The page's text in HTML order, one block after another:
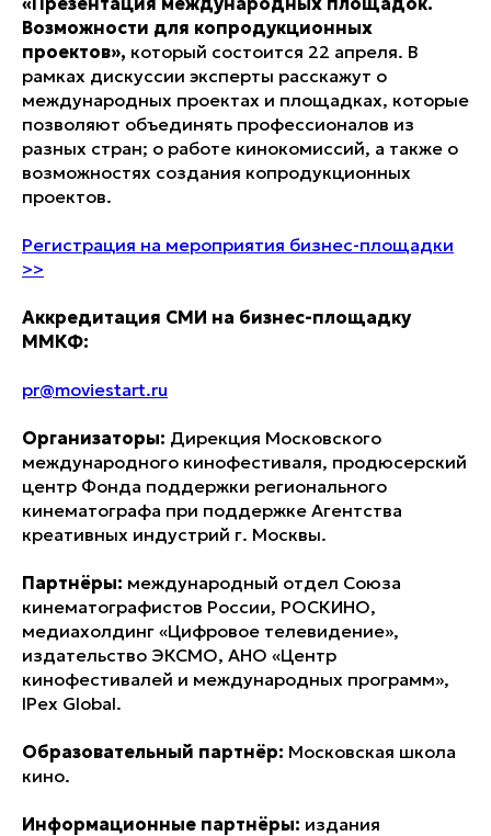
Возможности для копродукционных
проектов», который состоится 22 апреля. В
рамках дискуссии эксперты расскажут о
международных проектах и площадках, которые
позволяют объединять профессионалов из
разных стран; о работе кинокомиссий, а также о
возможностях создания копродукционных
проектов.
Регистрация на мероприятия бизнес-площадки
>>
Аккредитация СМИ на бизнес-площадку
ММКФ:
pr@moviestart.ru
Организаторы: Дирекция Московского
международного кинофестиваля, продюсерский
центр Фонда поддержки регионального
кинематографа при поддержке Агентства
креативных индустрий г. Москвы.
Партнёры: международный отдел Союза
кинематографистов России, РОСКИНО,
медиахолдинг «Цифровое телевидение»,
издательство ЭКСМО, АНО «Центр
кинофестивалей и международных программ»,
IPex Global.
Образовательный партнёр: Московская школа
кино.
Информационные партнёры: издания